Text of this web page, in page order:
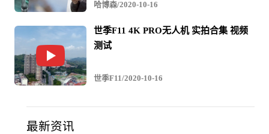
对世季这类定位千元级入门市场的企业而言，当前面临的
最大变量是大疆的价格下探。
2024年9月，大疆发布DJI Neo，单机售价1299元，重量仅
135克，支持掌上起飞、AI智能跟拍和多种自动成片模
式。Uav-bao2025年10月又发布升级版DJI Neo 2，售价
离）、1/1.3英寸传感器和4K 60fps视频录制。
这意味着大疆已经将入门级航拍产品的价格带推进到了
哈博森/2020-10-16
世季F11 4K PRO无人机 实拍合集 视频
测试
世季F11/2020-10-16
最新资讯